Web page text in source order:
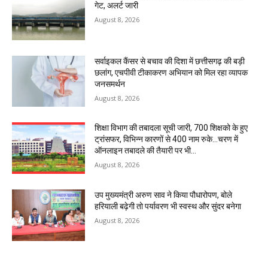
गेट, अलर्ट जारी
August 8, 2026
सर्वाइकल कैंसर से बचाव की दिशा में छत्तीसगढ़ की बड़ी
छलांग, एचपीवी टीकाकरण अभियान को मिल रहा व्यापक
जनसमर्थन
August 8, 2026
शिक्षा विभाग की तबादला सूची जारी, 700 शिक्षको के हुए
ट्रांसफर, विभिन्न कारणों से 400 नाम रुके…चरण में
ऑनलाइन तबादले की तैयारी पर भी...
August 8, 2026
उप मुख्यमंत्री अरुण साव ने किया पौधारोपण, बोले
हरियाली बढ़ेगी तो पर्यावरण भी स्वस्थ और सुंदर बनेगा
August 8, 2026